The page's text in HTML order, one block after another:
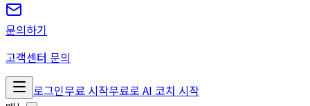
문의하기
고객센터 문의
로그인무료 시작무료로 AI 코치 시작